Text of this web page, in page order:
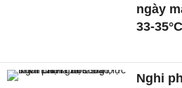
ngày
33-
Nghi